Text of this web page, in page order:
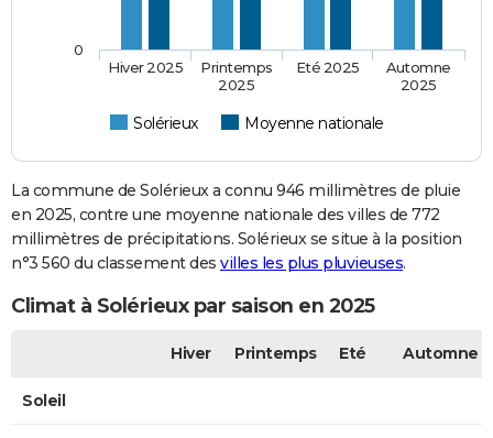
Solérieux Moyenne nationale
Hiver 2025
Printemps
2025
Eté 2025
Automne
2025
0
La commune de Solérieux a connu 946 millimètres de pluie
en 2025, contre une moyenne nationale des villes de 772
millimètres de précipitations. Solérieux se situe à la position
n°3 560 du classement des villes les plus pluvieuses.
Climat à Solérieux par saison en 2025
Hiver Printemps Eté Automne
Soleil